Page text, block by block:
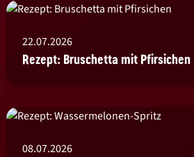
22.07.2026
Rezept: Bruschetta mit Pfirsichen
08.07.2026